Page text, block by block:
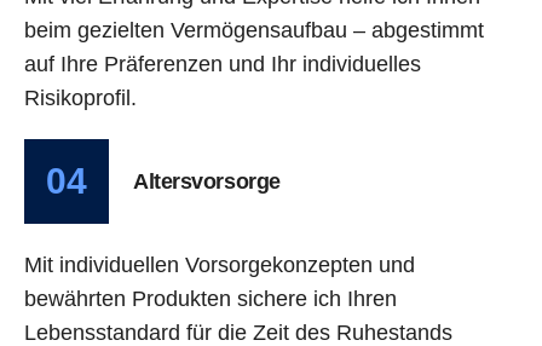
beim gezielten Vermögensaufbau – abgestimmt
auf Ihre Präferenzen und Ihr individuelles
Risikoprofil.
04 Altersvorsorge
Mit individuellen Vorsorgekonzepten und
bewährten Produkten sichere ich Ihren
Lebensstandard für die Zeit des Ruhestands